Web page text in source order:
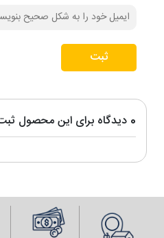
0 دیدگاه برای این محصول ثبت شده است
ثبت